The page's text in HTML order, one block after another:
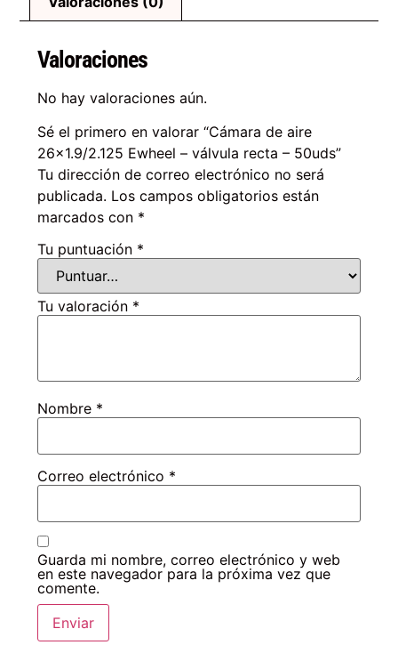
Valoraciones
No hay valoraciones aún.
Sé el primero en valorar “Cámara de aire
26×1.9/2.125 Ewheel – válvula recta – 50uds”
Tu dirección de correo electrónico no será
publicada. Los campos obligatorios están
marcados con *
Tu puntuación *
Tu valoración *
Nombre *
Correo electrónico *
Guarda mi nombre, correo electrónico y web
en este navegador para la próxima vez que
comente.